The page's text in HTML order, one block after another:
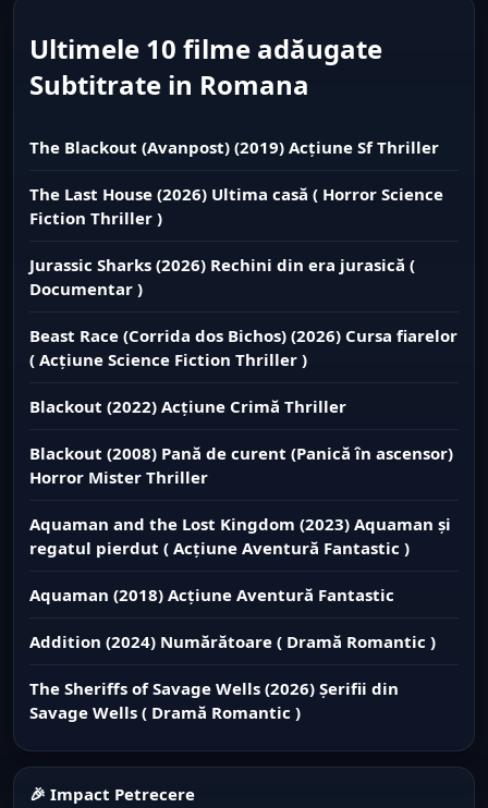
Ultimele 10 filme adăugate
Subtitrate in Romana
The Blackout (Avanpost) (2019) Acțiune Sf Thriller
The Last House (2026) Ultima casă ( Horror Science
Fiction Thriller )
Jurassic Sharks (2026) Rechini din era jurasică (
Documentar )
Beast Race (Corrida dos Bichos) (2026) Cursa fiarelor
( Acțiune Science Fiction Thriller )
Blackout (2022) Acțiune Crimă Thriller
Blackout (2008) Pană de curent (Panică în ascensor)
Horror Mister Thriller
Aquaman and the Lost Kingdom (2023) Aquaman și
regatul pierdut ( Acțiune Aventură Fantastic )
Aquaman (2018) Acțiune Aventură Fantastic
Addition (2024) Numărătoare ( Dramă Romantic )
The Sheriffs of Savage Wells (2026) Șerifii din
Savage Wells ( Dramă Romantic )
🎉 Impact Petrecere